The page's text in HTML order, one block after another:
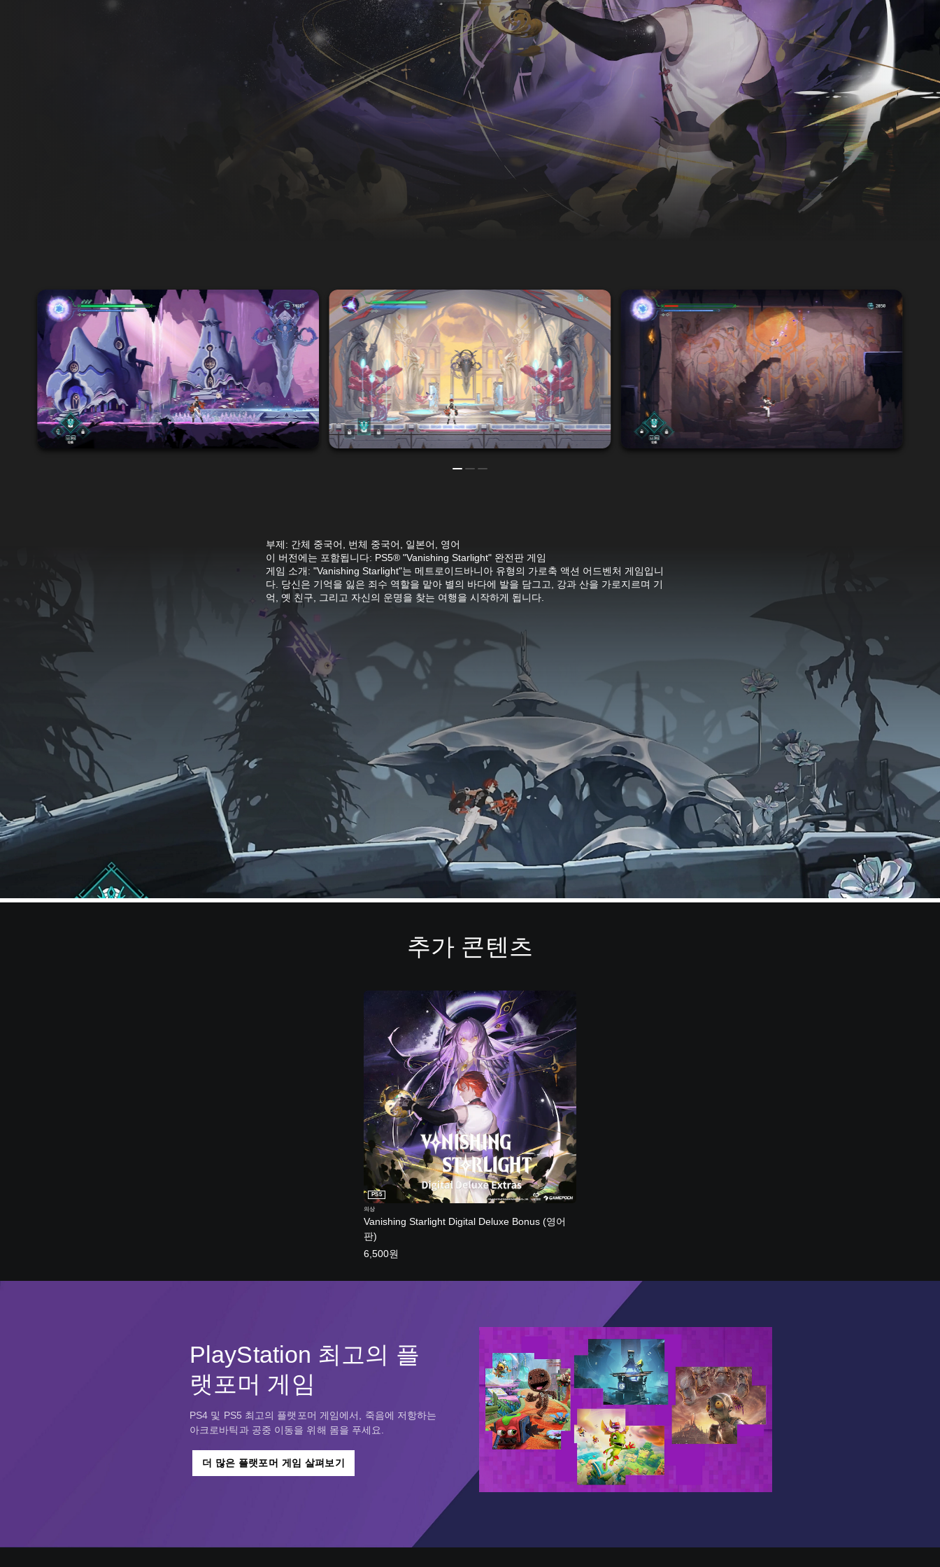
부제: 간체 중국어, 번체 중국어, 일본어, 영어
이 버전에는 포함됩니다: PS5® "Vanishing Starlight" 완전판 게임
게임 소개: "Vanishing Starlight"는 메트로이드바니아 유형의 가로축 액션 어드벤처 게임입니
다. 당신은 기억을 잃은 죄수 역할을 맡아 별의 바다에 발을 담그고, 강과 산을 가로지르며 기
억, 옛 친구, 그리고 자신의 운명을 찾는 여행을 시작하게 됩니다.
추가 콘텐츠
Vanishing Starlight Digital Deluxe Bonus (영어
판)
PS5
의상
6,500원
PlayStation 최고의 플
랫포머 게임
PS4 및 PS5 최고의 플랫포머 게임에서, 죽음에 저항하는
아크로바틱과 공중 이동을 위해 몸을 푸세요.
더 많은 플랫포머 게임 살펴보기